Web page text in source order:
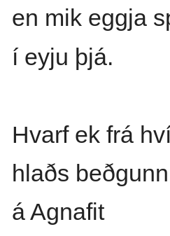
en mik eggja
í eyju þjá.
Hvarf ek frá
hlaðs
á Agnafit